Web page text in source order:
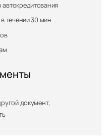
течении 30 мин
документ,